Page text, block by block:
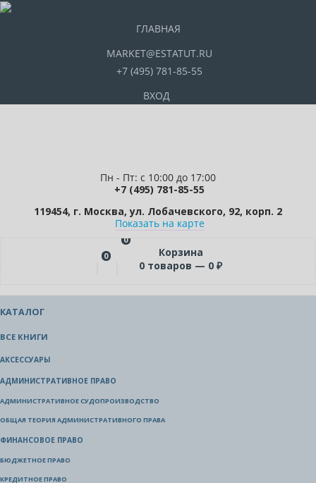
ГЛАВНАЯ
MARKET@ESTATUT.RU
+7 (495) 781-85-55
ВХОД
Пн - Пт: с 10:00 до 17:00
+7 (495) 781-85-55
119454, г. Москва, ул. Лобачевского, 92, корп. 2
Показать на карте
0
0
Корзина
0 товаров — 0 ₽
КАТАЛОГ
ВСЕ КНИГИ
АКСЕССУАРЫ
АДМИНИСТРАТИВНОЕ ПРАВО
АДМИНИСТРАТИВНОЕ СУДОПРОИЗВОДСТВО
ОБЩАЯ ТЕОРИЯ АДМИНИСТРАТИВНОГО ПРАВА
ФИНАНСОВОЕ ПРАВО
БЮДЖЕТНОЕ ПРАВО
КРЕДИТНОЕ ПРАВО